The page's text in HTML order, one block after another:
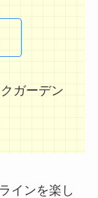
ガーデン
インを楽し